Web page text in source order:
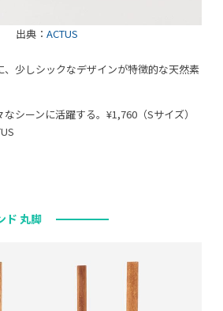
出典： ACTUS
少しシックなデザインが特徴的な天然素
シーンに活躍する。¥1,760（Sサイズ）
ド 丸脚